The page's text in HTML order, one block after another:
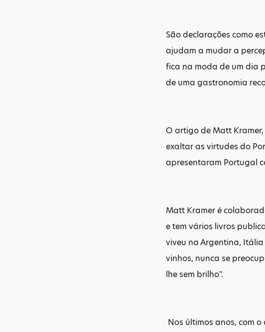
São declarações como
ajudam a mudar a
fica na moda de um dia
de uma gastronomia
O artigo de Matt
exaltar as virtudes do
apresentaram Portugal
Matt Kramer é
e tem vários livros
viveu na Argentina,
vinhos, nunca se
lhe sem brilho".
Nos últimos anos, com